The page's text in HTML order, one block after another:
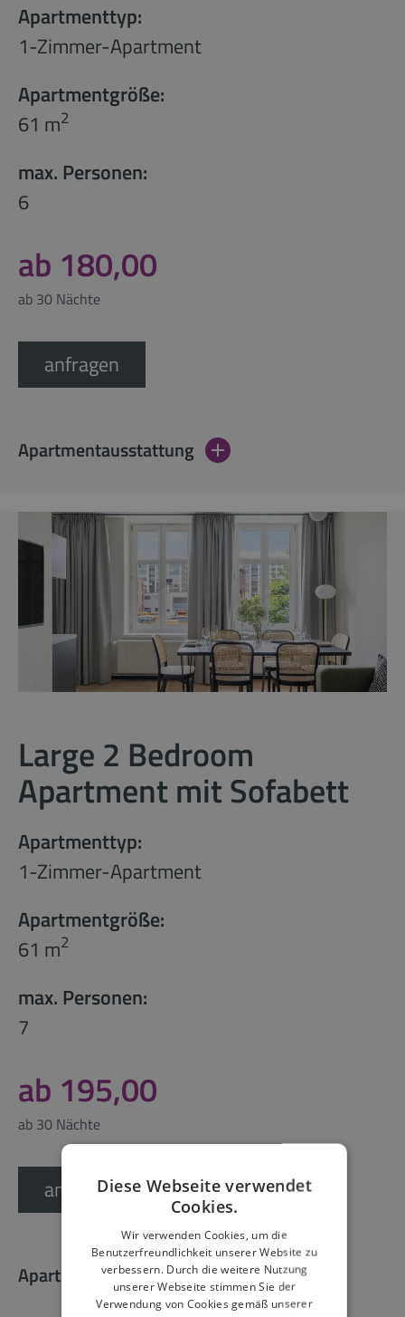
Apartmenttyp:
1-Zimmer-Apartment
Apartmentgröße:
61 m2
max. Personen:
6
ab 180,00
ab 30 Nächte
anfragen
Apartmentausstattung
Large 2 Bedroom
Apartment mit Sofabett
Apartmenttyp:
1-Zimmer-Apartment
Apartmentgröße:
61 m2
max. Personen:
7
ab 195,00
ab 30 Nächte
anfragen
Apartmentausstattung
Diese Webseite verwendet
Cookies.
Wir verwenden Cookies, um die
Benutzerfreundlichkeit unserer Website zu
verbessern. Durch die weitere Nutzung
unserer Webseite stimmen Sie der
Verwendung von Cookies gemäß unserer